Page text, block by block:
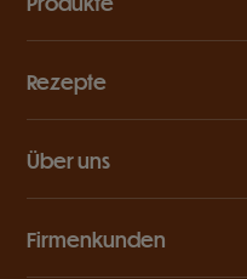
Rezepte
Über uns
Firmenkunden